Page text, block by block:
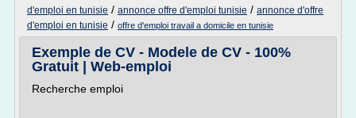
d'emploi en tunisie / annonce offre d'emploi tunisie / annonce d'offre
d'emploi en tunisie / offre d'emploi travail a domicile en tunisie
Exemple de CV - Modele de CV - 100%
Gratuit | Web-emploi
Recherche emploi